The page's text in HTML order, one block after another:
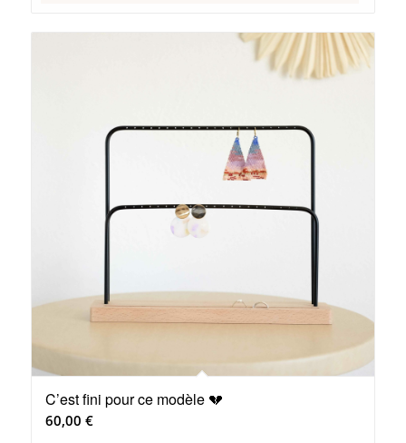
C’est fini pour ce modèle 💔
60,00 €